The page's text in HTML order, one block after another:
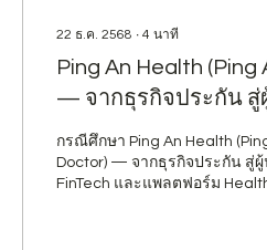
22 ธ.ค. 2568 ∙ 4 นาที
Ping An Health
— จากธุรกิจประกัน สู่
FinTech และแพลตฟ
ครบวงจรอันดับ 1 ของ
กรณีศึกษา Ping An Health
Doctor) — จากธุรกิจประกัน สู่
FinTech และแพลตฟอร์ม